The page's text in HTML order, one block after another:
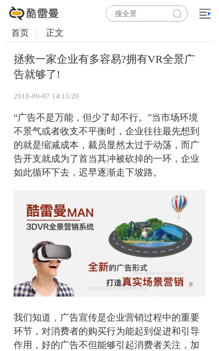
首页 正文
拯救一家企业有多容易?拥有VR全景广
告就够了!
2018-09-07 14:15:20
“广告不是万能，但少了却不行。”当市场环境
不景气或者收支不平衡时，企业往往最先想到
的就是缩减成本，裁员显然太过于动荡，而广
告开支就成为了首当其冲被砍掉的一环，企业
如此循环下去，迟早逐渐走下坡路。
我们知道，广告宣传是企业营销过程中的重要
环节，对消费者的购买行为能起到促进和引导
作用，好的广告不但能够引起消费者关注，加